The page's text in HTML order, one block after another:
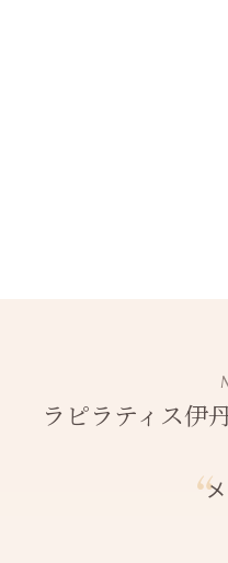
ラピラティス伊